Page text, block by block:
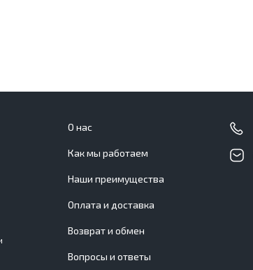
О нас
Как мы работаем
Наши преимущества
Оплата и доставка
Возврат и обмен
Вопросы и ответы